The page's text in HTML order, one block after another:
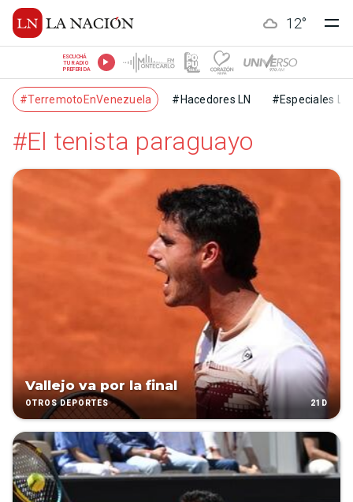
12°
ESCUCHÁ
TU RADIO
PREFERIDA
#TerremotoEnVenezuela #Hacedores LN #Especiales LN
#El tenista paraguayo
Vallejo va por la final
OTROS DEPORTES 21D